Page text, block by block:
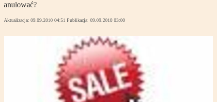
anulować?
Aktualizacja: 09.09.2010 04:51 Publikacja: 09.09.2010 03:00